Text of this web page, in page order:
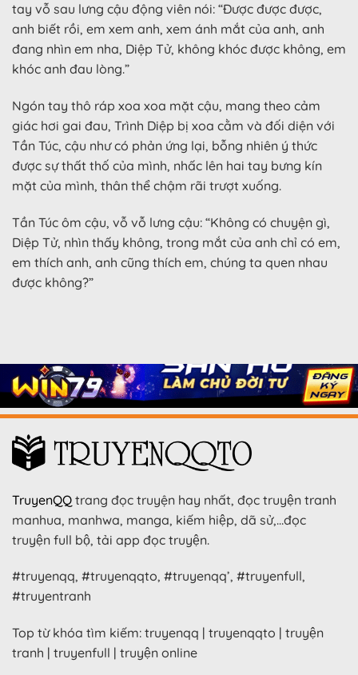
tay vỗ sau lưng cậu động viên nói: “Được được được,
anh biết rồi, em xem anh, xem ánh mắt của anh, anh
đang nhìn em nha, Diệp Tử, không khóc được không, em
khóc anh đau lòng.”
Ngón tay thô ráp xoa xoa mặt cậu, mang theo cảm
giác hơi gai đau, Trình Diệp bị xoa cằm và đối diện với
Tần Túc, cậu như có phản ứng lại, bỗng nhiên ý thức
được sự thất thố của mình, nhấc lên hai tay bưng kín
mặt của mình, thân thể chậm rãi trượt xuống.
Tần Túc ôm cậu, vỗ vỗ lưng cậu: “Không có chuyện gì,
Diệp Tử, nhìn thấy không, trong mắt của anh chỉ có em,
em thích anh, anh cũng thích em, chúng ta quen nhau
được không?”
TruyenQQ trang đọc truyện hay nhất, đọc truyện tranh
manhua, manhwa, manga, kiếm hiệp, dã sử,…đọc
truyện full bộ, tải app đọc truyện.
#truyenqq, #truyenqqto, #truyenqq’, #truyenfull,
#truyentranh
Top từ khóa tìm kiếm: truyenqq | truyenqqto | truyện
tranh | truyenfull | truyện online